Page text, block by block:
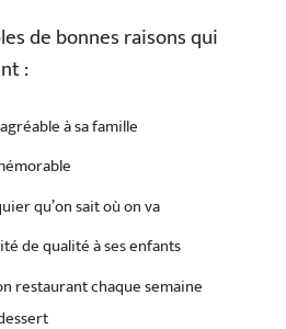
de bonnes raisons qui
:
à sa famille
qu’on sait où on va
de qualité à ses enfants
restaurant chaque semaine